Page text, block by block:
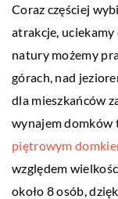
Coraz częściej
atrakcje, uciekamy
natury możemy
górach, nad
dla mieszkańców
wynajem domków
piętrowym
względem
około 8 osób,